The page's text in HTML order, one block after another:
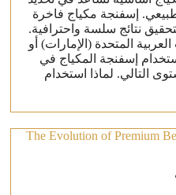
إسفنجة مكياج فاخرة
نتائج سلسة واحترافية.
المتحدة (الإمارات) أو
إسفنجة المكياج في
التالي. لماذا استخدام